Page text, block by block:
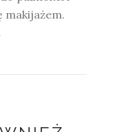
makijażem.